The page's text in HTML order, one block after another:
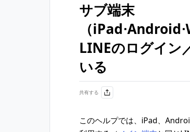
サブ端末
（
LINEのログイン
いる
共有する
このヘルプでは、iPad、